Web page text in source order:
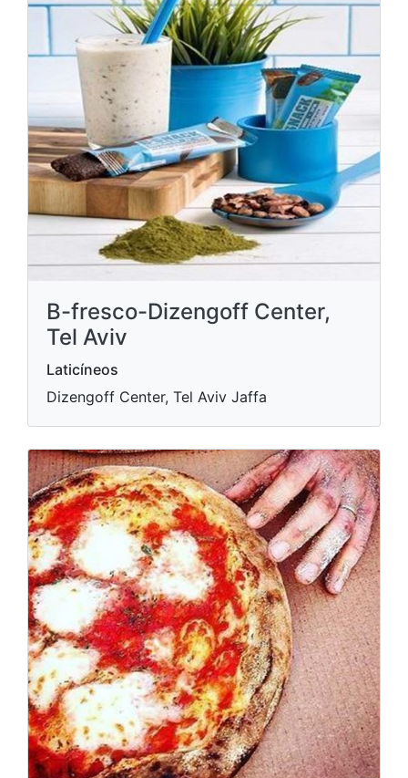
B-fresco-Dizengoff Center,
Tel Aviv
Laticíneos
Dizengoff Center, Tel Aviv Jaffa